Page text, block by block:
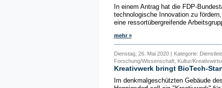
In einem Antrag hat die FDP-
technologische Innovation zu
eine ressortübergreifende
mehr »
Dienstag, 26. Mai 2020 | Kategorie:
Forschung/Wissenschaft, Kultur/
Kreativwerk bringt BioTech-
Im denkmalgeschützten Gebäude